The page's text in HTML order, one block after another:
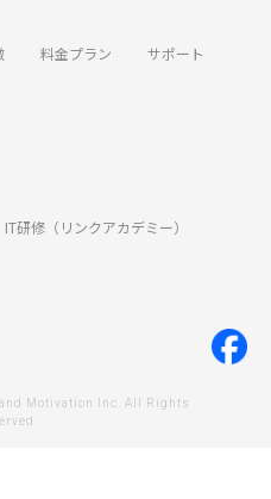
料金プラン サポート
IT研修（リンクアカデミー）
Motivation Inc. All Rights